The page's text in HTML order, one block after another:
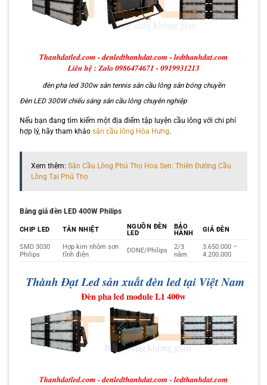
đèn pha led 300w sân tennis sân cầu lông sân bóng chuyền
Đèn LED 300W chiếu sáng sân cầu lông chuyên nghiệp
Nếu bạn đang tìm kiếm một địa điểm tập luyện cầu lông với chi phí
hợp lý, hãy tham khảo sân cầu lông Hòa Hưng.
Xem thêm: Sân Cầu Lông Phú Thọ Hoa Sen: Thiên Đường Cầu
Lông Tại Phú Thọ
Bảng giá đèn LED 400W Philips
CHIP LED TẢN NHIỆT
NGUỒN ĐÈN
LED
BẢO
HÀNH
GIÁ ĐÈN
SMD 3030
Philips
Hợp kim nhôm sơn
tĩnh điện
DONE/Philips
2/3
năm
3.650.000 –
4.200.000